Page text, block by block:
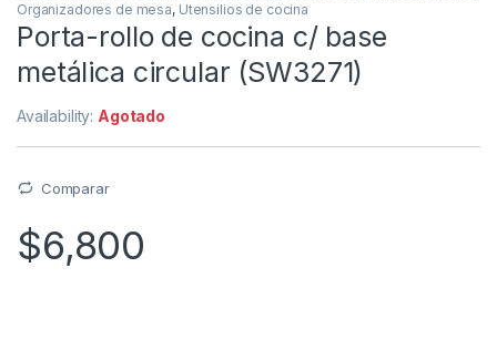
Organizadores de mesa, Utensilios de cocina
Porta-rollo de cocina c/ base
metálica circular (SW3271)
Availability: Agotado
Comparar
$6,800